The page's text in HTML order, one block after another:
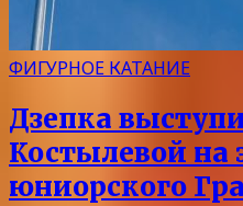
ФИГУРНОЕ КАТАНИЕ
Дзепка
Костылевой на
юниорского